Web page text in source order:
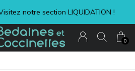
0
section LIQUIDATION !